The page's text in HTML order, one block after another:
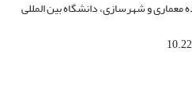
و شهرسازی، دانشگاه بین المللی